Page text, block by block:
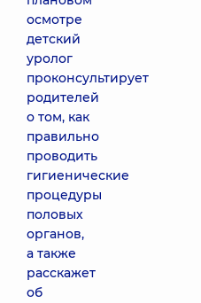
осмотре
детский
уролог
проконсультирует
родителей
о том, как
правильно
проводить
гигиенические
процедуры
половых
органов,
а также
расскажет
об